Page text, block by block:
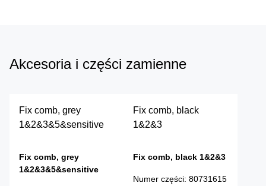
Akcesoria i części zamienne
Fix comb, grey
1&2&3&5&sensitive
Fix comb, grey
1&2&3&5&sensitive
Fix comb, black
1&2&3
Fix comb, black 1&2&3
Numer części: 80731615